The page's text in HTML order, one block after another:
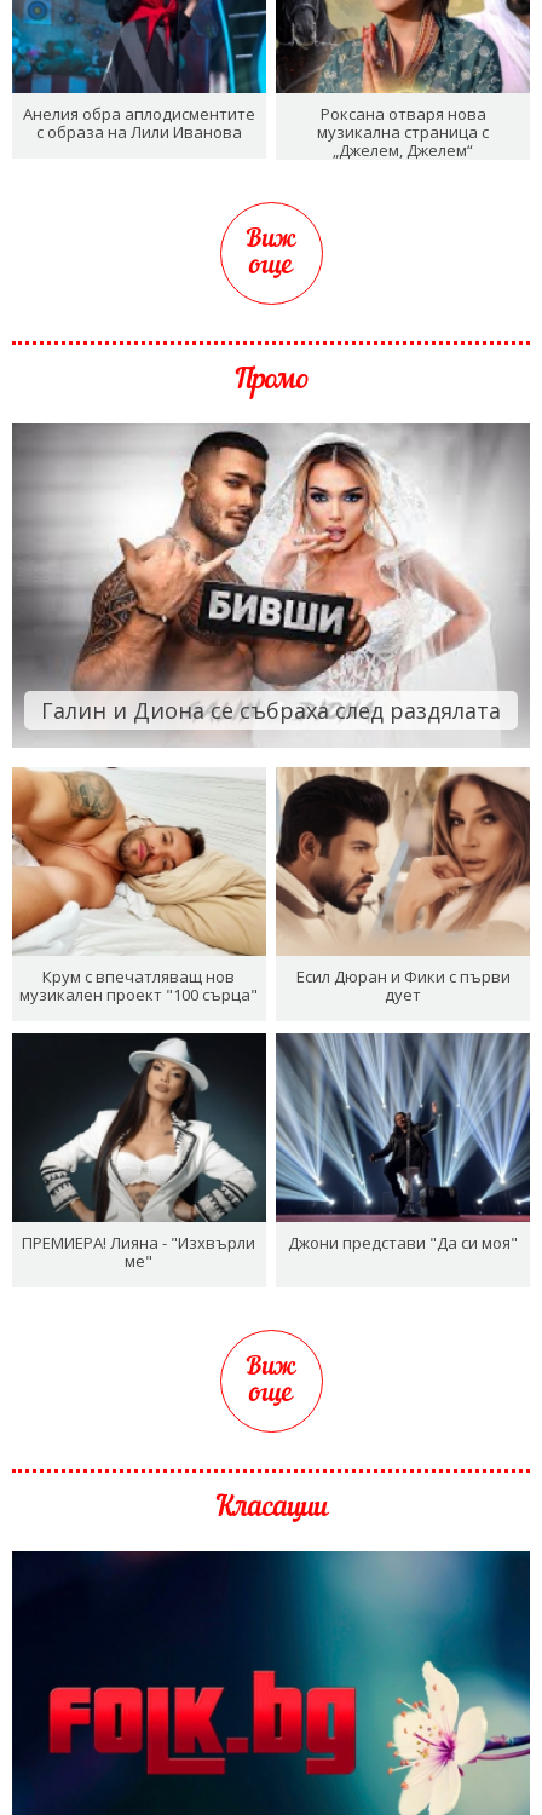
Анелия обра аплодисментите
с образа на Лили Иванова
Роксана отваря нова
музикална страница с
„Джелем, Джелем“
Виж
още
Промо
Галин и Диона се събраха след раздялата
Крум с впечатляващ нов
музикален проект "100 сърца"
Есил Дюран и Фики с първи
дует
ПРЕМИЕРА! Лияна - "Изхвърли
ме"
Джони представи "Да си моя"
Виж
още
Класации